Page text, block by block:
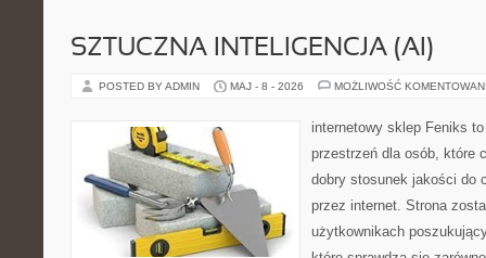
SZTUCZNA INTELIGENCJA (AI)
POSTED BY ADMIN MAJ - 8 - 2026 MOŻLIWOŚĆ
internetowy sklep Feniks
przestrzeń dla osób, które
dobry stosunek jakości do
przez internet. Strona
użytkownikach